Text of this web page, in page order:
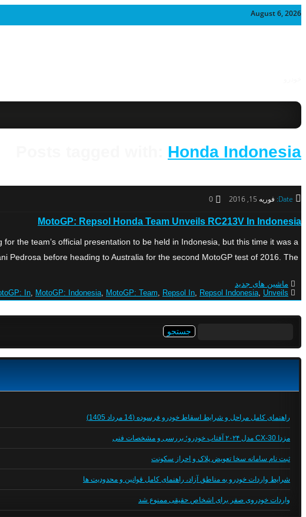
August 6, 2026
Honda Indonesia
Date: فوریه 15, 2016 0
MotoGP: Repsol Honda Team Unveils RC213V In Indonesia
the team’s official presentation to be held in Indonesia, but this time it was a
Pedrosa before heading to Australia for the second MotoGP test of 2016. The […]
ماشین های جدید
In, MotoGP: Indonesia, MotoGP: Team, Repsol In, Repsol Indonesia, Unveils
راهنمای کامل مراحل و شرایط اسقاط خودرو فرسوده (14 مرداد 1405)
مزدا CX-30 مدل ۲۰۲۴ آفتاب خودرو؛ بررسی و مشخصات فنی
ثبت نام سامانه سخا تعویض پلاک و احراز سکونت
شرایط واردات خودرو به مناطق آزاد، راهنمای کامل قوانین و محدودیت ها
واردات خودروی صفر برای اشخاص حقیقی ممنوع شد